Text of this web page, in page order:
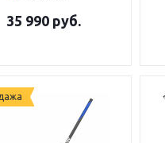
35 990 руб.